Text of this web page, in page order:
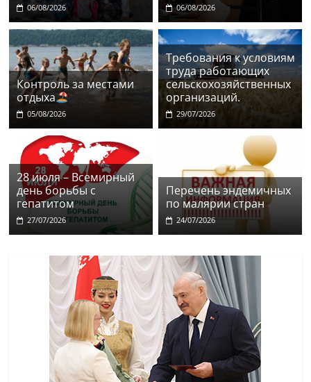
06/08/2026 06/08/2026
Контроль за местами
отдыха
05/08/2026
Требования к условиям
труда работающих
сельскохозяйственных
организаций.
29/07/2026
28 июля – Всемирный
день борьбы с
гепатитом
27/07/2026
Перечень эндемичных
по малярии стран
24/07/2026